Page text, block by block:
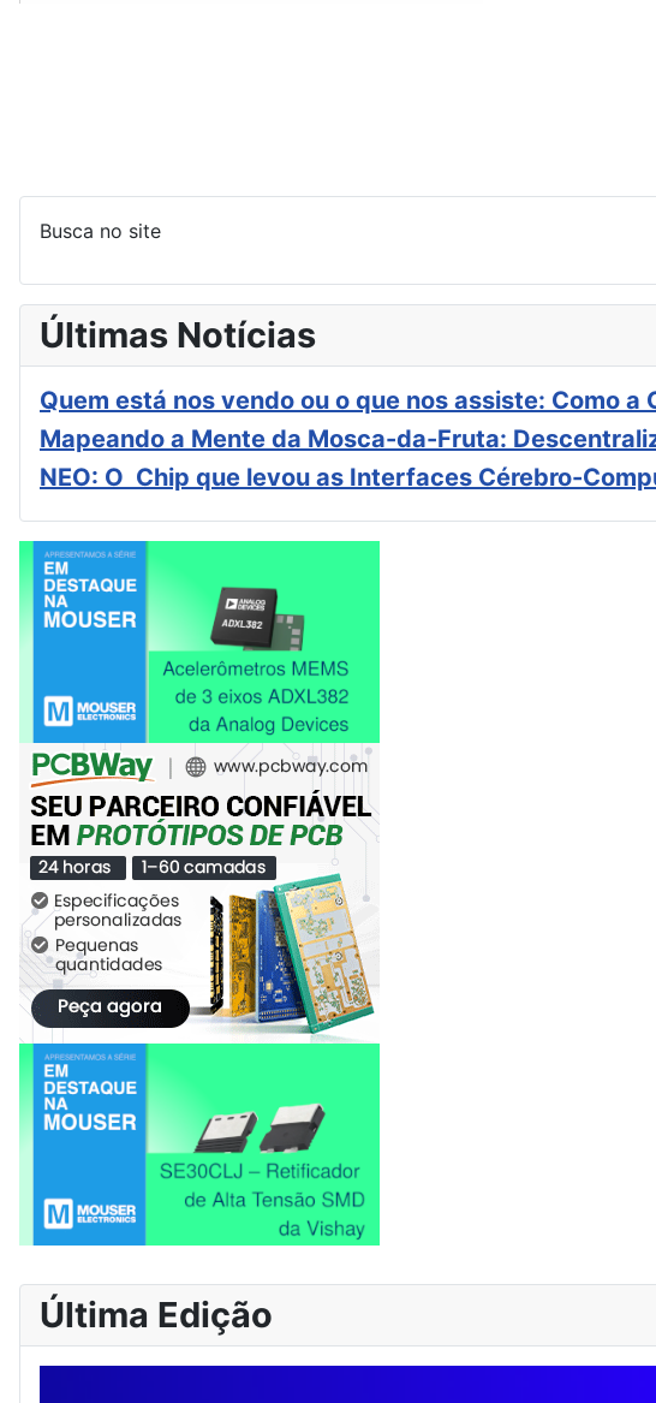
Busca no site
Últimas Notícias
Quem está nos vendo ou o que nos assiste: Como
Mapeando a Mente da Mosca-da-Fruta:
NEO: O Chip que levou as Interfaces Cérebro-
Última Edição